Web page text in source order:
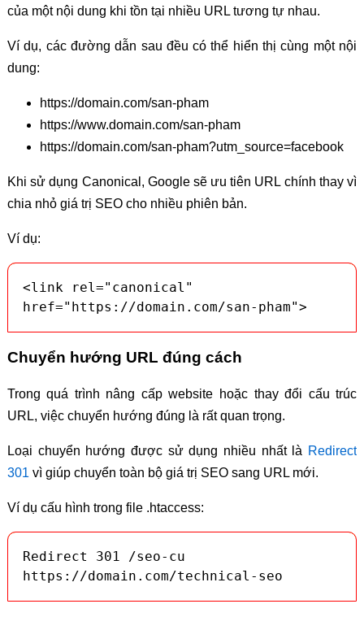
của một nội dung khi tồn tại nhiều URL tương tự nhau.
Ví dụ, các đường dẫn sau đều có thể hiển thị cùng một nội
dung:
https://domain.com/san-pham
https://www.domain.com/san-pham
https://domain.com/san-pham?utm_source=facebook
Khi sử dụng Canonical, Google sẽ ưu tiên URL chính thay vì
chia nhỏ giá trị SEO cho nhiều phiên bản.
Ví dụ:
<link rel="canonical"
href="https://domain.com/san-pham">
Chuyển hướng URL đúng cách
Trong quá trình nâng cấp website hoặc thay đổi cấu trúc
URL, việc chuyển hướng đúng là rất quan trọng.
Loại chuyển hướng được sử dụng nhiều nhất là Redirect
301 vì giúp chuyển toàn bộ giá trị SEO sang URL mới.
Ví dụ cấu hình trong file .htaccess:
Redirect 301 /seo-cu
https://domain.com/technical-seo